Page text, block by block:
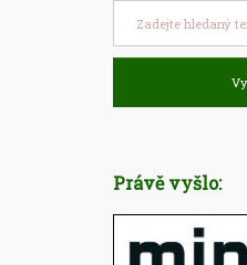
Právě vyšlo: